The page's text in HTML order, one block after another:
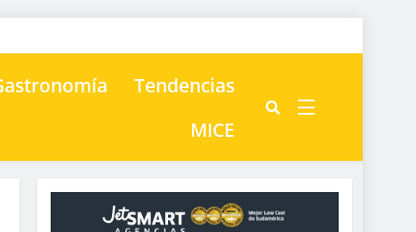
Tendencias
MICE